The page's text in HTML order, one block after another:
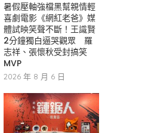
暑假壓軸強檔黑幫親情輕
喜劇電影《網紅老爸》媒
體試映笑聲不斷！王識賢
2分鐘獨白逼哭觀眾 羅
志祥、張懷秋受封搞笑
MVP
2026 年 8 月 6 日